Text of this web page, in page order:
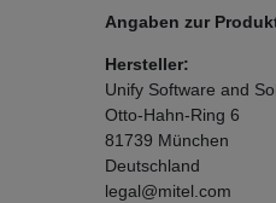
Angaben zur
Hersteller:
Unify Software and
Otto-Hahn-Ring 6
81739 München
Deutschland
legal@mitel.com